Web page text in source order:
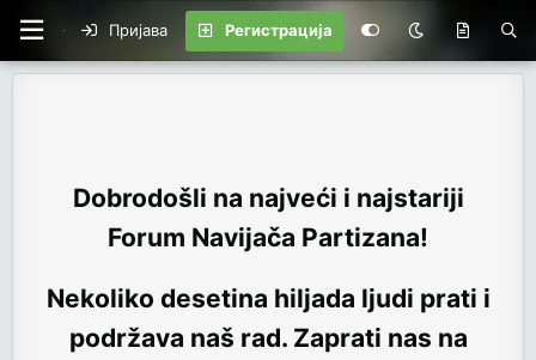
Пријава Регистрација
Dobrodošli na najveći i najstariji
Forum Navijača Partizana!
Nekoliko desetina hiljada ljudi prati i
podržava naš rad. Zaprati nas na